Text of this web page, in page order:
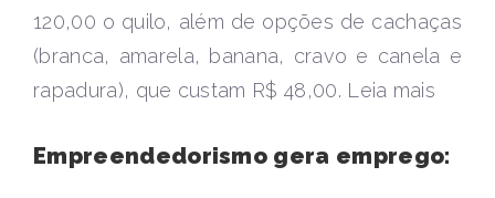
120,00 o quilo, além de opções de cachaças
(branca, amarela, banana, cravo e canela e
rapadura), que custam R$ 48,00. Leia mais
Empreendedorismo gera emprego: